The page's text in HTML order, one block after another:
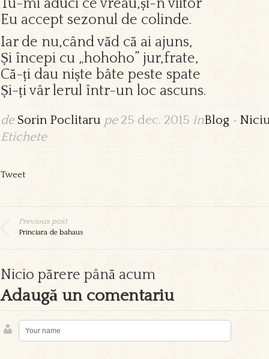
Tu-mi aduci ce vreau,și-n viitor
Eu accept sezonul de colinde.
Iar de nu,când văd că ai ajuns,
Și începi cu „hohoho” jur,frate,
Că-ți dau niște bâte peste spate
Și-ți vâr lerul într-un loc ascuns.
de Sorin Poclitaru pe 25 dec. 2015 înBlog •
Etichete
Tweet
Previous post
Princiara de bahaus
Nicio părere până acum
Adaugă un comentariu